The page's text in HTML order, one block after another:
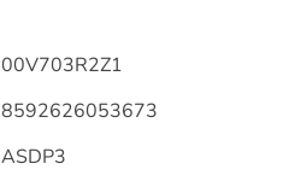
00V703R2Z1
8592626053673
ASDP3